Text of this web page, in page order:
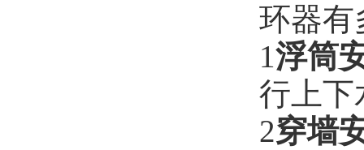
环器有
1浮筒
行上下
2穿墙